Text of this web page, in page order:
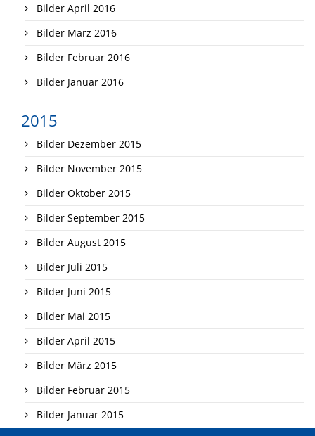
Bilder April 2016
Bilder März 2016
Bilder Februar 2016
Bilder Januar 2016
2015
Bilder Dezember 2015
Bilder November 2015
Bilder Oktober 2015
Bilder September 2015
Bilder August 2015
Bilder Juli 2015
Bilder Juni 2015
Bilder Mai 2015
Bilder April 2015
Bilder März 2015
Bilder Februar 2015
Bilder Januar 2015